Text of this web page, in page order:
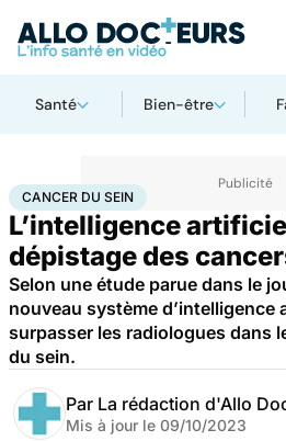
Santé Bien-être
AccueilSanté Maladies Cancer du sein
CANCER DU SEIN
L’intelligence
dépistage des
Selon une étude parue dans le
nouveau système d’intelligence
surpasser les radiologues dans
du sein.
Par La rédaction d'Allo
Mis à jour le 09/10/2023